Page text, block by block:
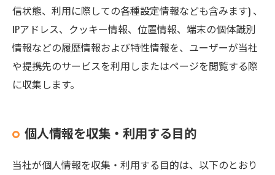
信状態、利用に際しての各種設定情報なども含みます) 、
IPアドレス、クッキー情報、位置情報、端末の個体識別
情報などの履歴情報および特性情報を、ユーザーが当社
や提携先のサービスを利用しまたはページを閲覧する際
に収集します。
個人情報を収集・利用する目的
当社が個人情報を収集・利用する目的は、以下のとおり